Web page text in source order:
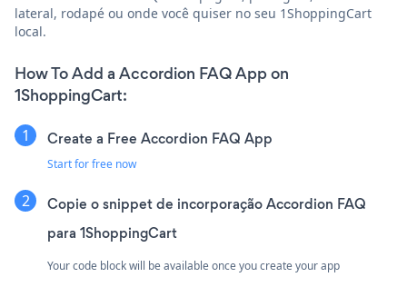
lateral, rodapé ou onde você quiser no seu 1ShoppingCart
local.
How To Add a Accordion FAQ App on
1ShoppingCart:
Create a Free Accordion FAQ App
Start for free now
Copie o snippet de incorporação Accordion FAQ
para 1ShoppingCart
Your code block will be available once you create your app